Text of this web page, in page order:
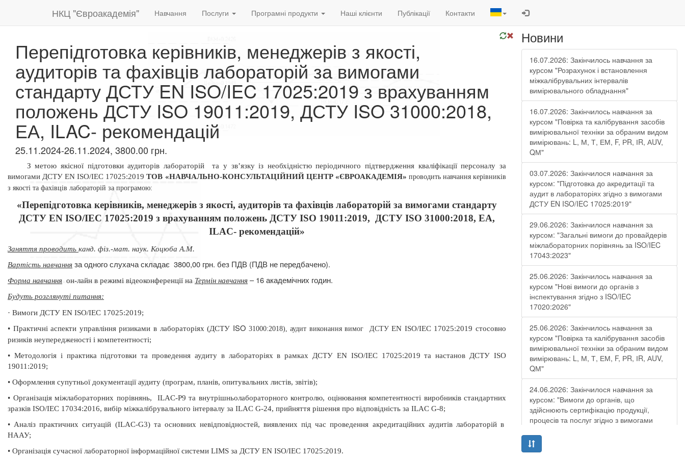
НКЦ "Євроакадемія" Навчання Послуги Програмні продукти Наші клієнти Публікації Контакти
Перепідготовка керівників, менеджерів з якості,
аудиторів та фахівців лабораторій за вимогами
стандарту ДСТУ EN ISO/IEC 17025:2019 з врахуванням
положень ДСТУ ISO 19011:2019, ДСТУ ISO 31000:2018,
ЕА, ILAC- рекомендацій
25.11.2024-26.11.2024, 3800.00 грн.
З метою якісної підготовки аудиторів лабораторій
та у зв’язку із необхідністю періодичного підтвердження кваліфікації персоналу за
вимогами ДСТУEN ISO/IEC 17025:2019ТОВ «НАВЧАЛЬНО-КОНСУЛЬТАЦІЙНИЙ ЦЕНТР «ЄВРОАКАДЕМІЯ» проводить навчання керівників
з якості та фахівців лабораторій за програмою:
«Перепідготовка керівників, менеджерів з якості, аудиторів та фахівців лабораторій за вимогами стандарту
ДСТУ EN ISO/IEC 17025:2019 з врахуванням положень ДСТУ ISO 19011:2019,
ДСТУ ISO 31000:2018, ЕА,
ILAC- рекомендацій»
Заняття проводить канд. фіз.-мат. наук. Коцюба А.М.
Вартість навчання за одного слухача складає 3800,00 грн. без ПДВ (ПДВ не передбачено).
Форма навчання он-лайн в режимі відеоконференції на Термін навчання – 16 академічних годин.
Будуть розглянуті питання:
· Вимоги ДСТУ EN ISO/IEC 17025:2019;
• Практичні аспекти управління ризиками в лабораторіях (ДСТУ ISO31000:2018), аудит виконання вимог ДСТУEN ISO/IEC17025:2019 стосовно
ризиків неупередженості і компетентності;
• Методологія і практика підготовки та проведення аудиту в лабораторіях в рамках ДСТУ EN ISO/IEC 17025:2019 та настанов ДСТУ ISO
19011:2019;
• Оформлення супутньої документації аудиту (програм, планів, опитувальних листів, звітів);
• Організація міжлабораторних порівнянь,
ILAC-Р9 та внутрішньолабораторного контролю, оцінювання компетентності виробників стандартних
зразків ISO/IEC 17034:2016, вибір міжкалібрувального інтервалу за ILAC G-24, прийняття рішення про відповідність за ILAC G-8;
• Аналіз практичних ситуацій (ILAC-G3) та основних невідповідностей, виявлених під час проведення акредитаційних аудитів лабораторій в
НААУ;
• Організація сучасної лабораторної інформаційної системи LIMS за ДСТУ EN ISO/IEC 17025:2019.
Новини
16.07.2026: Закінчилось навчання за
курсом "Розрахунок і встановлення
міжкалібрувальних інтервалів
вимірювального обладнання"
16.07.2026: Закінчилось навчання за
курсом "Повірка та калібрування засобів
вимірювальної техніки за обраним видом
вимірювань: L, М, Т, ЕМ, F, РR, ІR, АUV,
QМ"
03.07.2026: Закінчилося навчання за
курсом: "Підготовка до акредитації та
аудит в лабораторіях згідно з вимогами
ДСТУ EN ISO/IEC 17025:2019"
29.06.2026: Закінчилося навчання за
курсом: "Загальні вимоги до провайдерів
міжлабораторних порівнянь за ISO/IEC
17043:2023"
25.06.2026: Закінчилось навчання за
курсом "Нові вимоги до органів з
інспектування згідно з ISO/IEC
17020:2026"
25.06.2026: Закінчилось навчання за
курсом "Повірка та калібрування засобів
вимірювальної техніки за обраним видом
вимірювань: L, М, Т, ЕМ, F, РR, ІR, АUV,
QМ"
24.06.2026: Закінчилося навчання за
курсом: "Вимоги до органів, що
здійснюють сертифікацію продукції,
процесів та послуг згідно з вимогами
19.06.2026: Закінчилося навчання за